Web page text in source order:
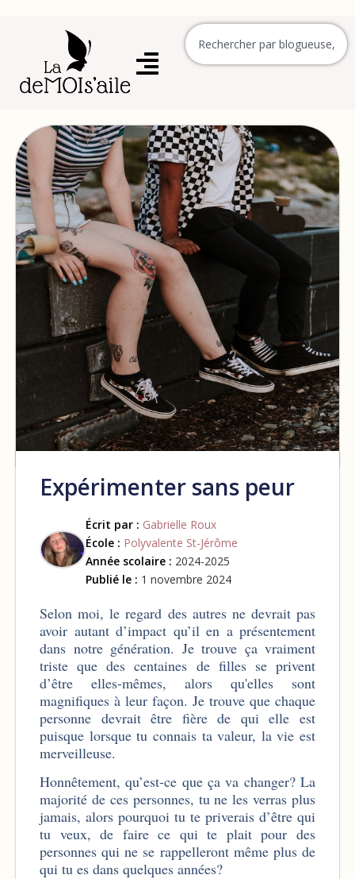
Expérimenter sans peur
Écrit par : Gabrielle Roux
École : Polyvalente St-Jérôme
Année scolaire : 2024-2025
Publié le : 1 novembre 2024
Selon moi, le regard des autres ne devrait pas
avoir autant d’impact qu’il en a présentement
dans notre génération. Je trouve ça vraiment
triste que des centaines de filles se privent
d’être elles-mêmes, alors qu'elles sont
magnifiques à leur façon. Je trouve que chaque
personne devrait être fière de qui elle est
puisque lorsque tu connais ta valeur, la vie est
merveilleuse.
Honnêtement, qu’est-ce que ça va changer? La
majorité de ces personnes, tu ne les verras plus
jamais, alors pourquoi tu te priverais d’être qui
tu veux, de faire ce qui te plait pour des
personnes qui ne se rappelleront même plus de
qui tu es dans quelques années?